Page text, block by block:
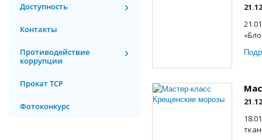
Доступность
Контакты
Противодействие
коррупции
Прокат ТСР
Фотоконкурс